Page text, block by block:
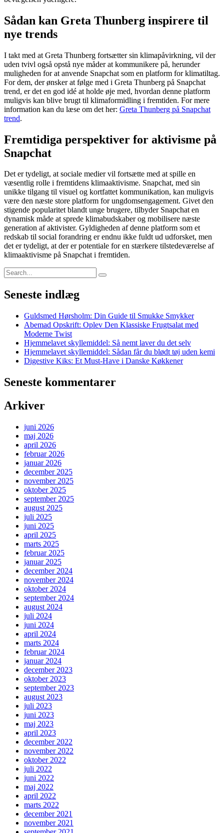
Sådan kan Greta Thunberg inspirere til
nye trends
I takt med at Greta Thunberg fortsætter sin klimapåvirkning, vil der
uden tvivl også opstå nye måder at kommunikere på, herunder
muligheden for at anvende Snapchat som en platform for klimatiltag.
For dem, der ønsker at følge med i Greta Thunberg på Snapchat
trend, er det en god idé at holde øje med, hvordan denne platform
muligvis kan blive brugt til klimaformidling i fremtiden. For mere
information kan du læse om det her: Greta Thunberg på Snapchat
trend.
Fremtidiga perspektiver for aktivisme på
Snapchat
Det er tydeligt, at sociale medier vil fortsætte med at spille en
væsentlig rolle i fremtidens klimaaktivisme. Snapchat, med sin
unikke tilgang til visuel og kortfattet kommunikation, kan muligvis
være den næste store platform for ungdomsengagement. Givet den
stigende popularitet blandt unge brugere, tilbyder Snapchat en
dynamisk måde at sprede klimabudskaber og mobilisere næste
generation af aktivister. Gyldigheden af denne platform som et
redskab til social forandring er endnu ikke fuldt ud udforsket, men
det er tydeligt, at der er potentiale for en stærkere tilstedeværelse af
klimaaktivisme på Snapchat i fremtiden.
Seneste indlæg
Guldsmed Hørsholm: Din Guide til Smukke Smykker
Abemad Opskrift: Oplev Den Klassiske Frugtsalat med
Moderne Twist
Hjemmelavet skyllemiddel: Så nemt laver du det selv
Hjemmelavet skyllemiddel: Sådan får du blødt tøj uden kemi
Digestive Kiks: Et Must-Have i Danske Køkkener
Seneste kommentarer
Arkiver
juni 2026
maj 2026
april 2026
februar 2026
januar 2026
december 2025
november 2025
oktober 2025
september 2025
august 2025
juli 2025
juni 2025
april 2025
marts 2025
februar 2025
januar 2025
december 2024
november 2024
oktober 2024
september 2024
august 2024
juli 2024
juni 2024
april 2024
marts 2024
februar 2024
januar 2024
december 2023
oktober 2023
september 2023
august 2023
juli 2023
juni 2023
maj 2023
april 2023
december 2022
november 2022
oktober 2022
juli 2022
juni 2022
maj 2022
april 2022
marts 2022
december 2021
november 2021